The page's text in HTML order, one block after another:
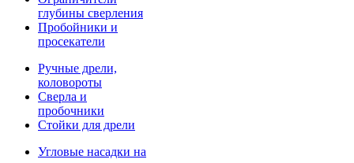
глубины сверления
Пробойники и
просекатели
Ручные дрели,
коловороты
Сверла и
пробочники
Стойки для дрели
Угловые насадки на